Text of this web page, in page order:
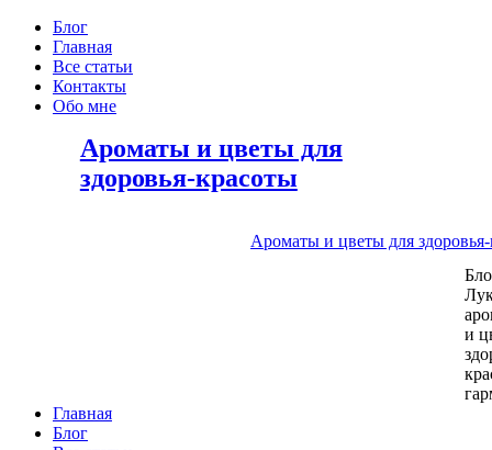
Блог
Главная
Все статьи
Контакты
Обо мне
Ароматы и цветы для
здоровья-красоты
Ароматы и цветы для
и
Главная
Блог